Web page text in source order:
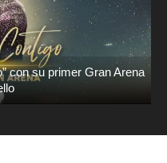
con su primer Gran Arena